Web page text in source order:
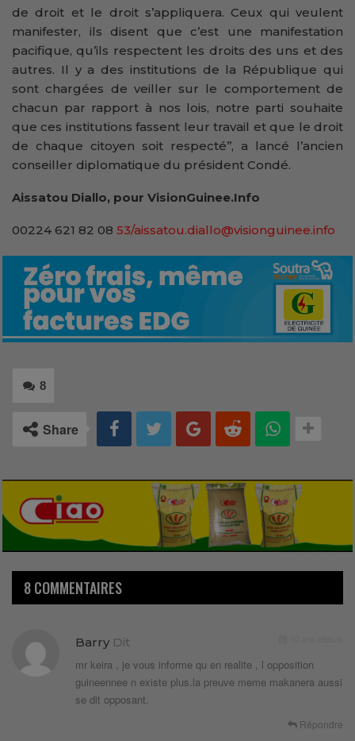
de droit et le droit s’appliquera. Ceux qui veulent
manifester, ils disent que c’est une manifestation
pacifique, qu’ils respectent les droits des uns et des
autres. Il y a des institutions de la République qui
sont chargées de veiller sur le comportement de
chacun par rapport à nos lois, notre parti souhaite
que ces institutions fassent leur travail et que le droit
de chaque citoyen soit respecté’’, a lancé l’ancien
conseiller diplomatique du président Condé.
Aissatou Diallo, pour VisionGuinee.Info
00224 621 82 08 53/aissatou.diallo@visionguinee.info
8
Share
8 COMMENTAIRES
Barry Dit
mr keira , je vous informe qu en realite , l opposition
guineennee n existe plus.la preuve meme makanera aussi
se dit opposant.
Répondre